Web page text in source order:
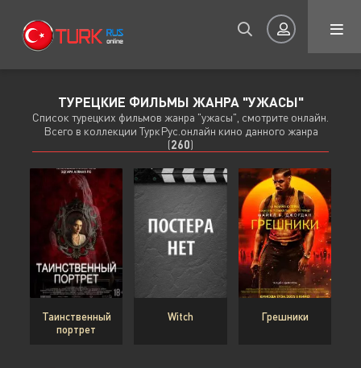
Авторизация
Запомнить
ВОЙТИ НА САЙТ
Регистрация Восстановить пароль
ТУРЕЦКИЕ ФИЛЬМЫ ЖАНРА "УЖАСЫ"
Список турецких фильмов жанра "ужасы", смотрите онлайн.
Всего в коллекции ТуркРус.онлайн кино данного жанра
(260)
Таинственный
портрет
Witch Грешники